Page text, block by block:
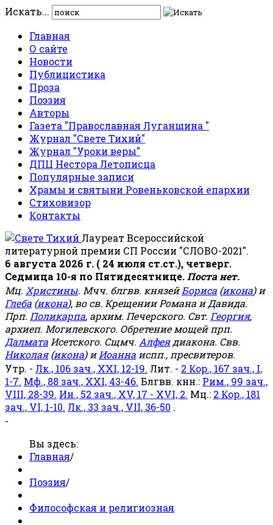
Искать...
Главная
О сайте
Новости
Публицистика
Проза
Поэзия
Авторы
Газета "Православная Луганщина "
Журнал "Свете Тихий"
Журнал "Уроки веры"
ДПЦ Нестора Летописца
Популярные записи
Храмы и святыни Ровеньковской епархии
Стиховизор
Контакты
Лауреат Всероссийской
литературной премии СП России "СЛОВО-2021".
6 августа 2026 г. ( 24 июля ст.ст.), четверг.
Седмица 10-я по Пятидесятнице. Поста нет.
Мц. Христины. Мчч. блгвв. князейБориса (икона) и
Глеба (икона), во св. Крещении Романа и Давида.
Прп. Поликарпа, архим. Печерского. Свт. Георгия,
архиеп. Могилевского. Обретение мощей прп.
Далмата Исетского. Сщмч. Алфеядиакона. Свв.
Николая(икона) иИоанна испп., пресвитеров.
Утр. - Лк., 106 зач., XXI, 12-19. Лит. - 2 Кор., 167 зач., I,
1-7. Мф., 88 зач., XXI, 43-46. Блгвв. кнн.: Рим., 99 зач.,
VIII, 28-39. Ин., 52 зач., XV, 17 - XVI, 2. Мц.: 2 Кор., 181
зач., VI, 1-10. Лк., 33 зач., VII, 36-50 .
-
Вы здесь:
Главная/
Поэзия/
Философская и религиозная